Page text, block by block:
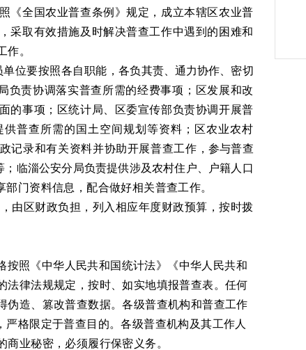
《全国农业普查条例》规定，成立本辖区农业普
采取有效措施及时解决普查工作中遇到的困难和
作。
单位要按照各自职能，各负其责、通力协作、密切
负责协调落实普查所需的经费事项； 区发展和改
的事项 ； 区统计局、 区委宣传部负责协调开展普
供普查所需的国土空间规划等资料 ； 区农业农村
记录和有关资料并协助开展普查工作 ，参与普查
临淄公安分局负责提供涉及农村住户、户籍人口
门资料信息，配合做好相关普查工作。
由 区财政负担，列入相应年度财政预算，按时拨
按照《中华人民共和国统计法》
《中华人民共和
法律法规规定，按时、如实地填报普查表。任何
伪造、篡改普查数据。各级普查机构和普查工作
严格限定于普查目的。各级普查机构及其工作人
业秘密，必须履行保密义务。